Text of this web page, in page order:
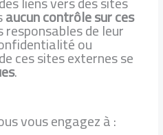
aucun contrôle sur ces
de leur
ou
ces sites externes se
.
vous engagez à :